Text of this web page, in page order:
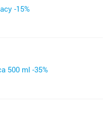
-15%
500 ml -35%